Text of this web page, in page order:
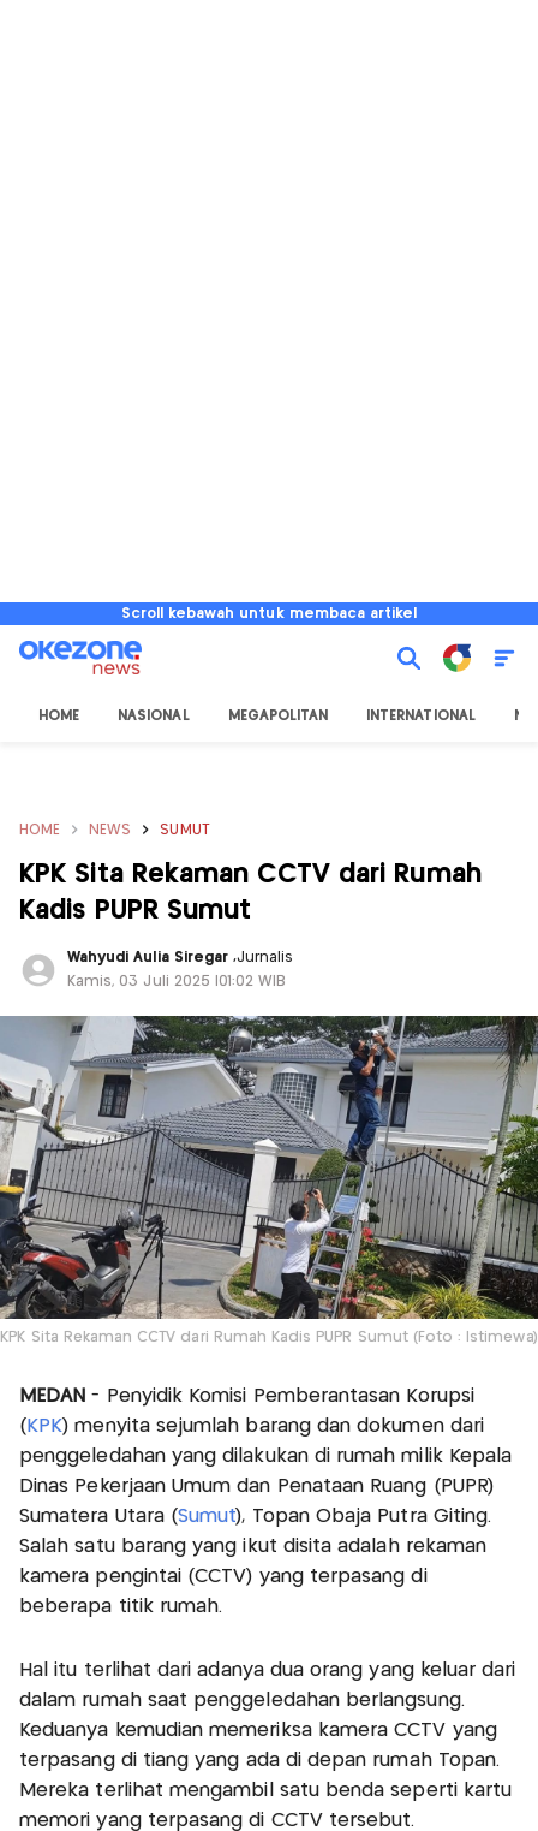
Scroll kebawah untuk membaca artikel
HOME NASIONAL MEGAPOLITAN INTERNATIONAL
HOME NEWS SUMUT
KPK Sita Rekaman CCTV dari Rumah
Kadis PUPR Sumut
Wahyudi Aulia Siregar,Jurnalis
Kamis, 03 Juli 2025 |01:02 WIB
KPK Sita Rekaman CCTV dari Rumah Kadis PUPR Sumut (Foto : Istimewa)
MEDAN- Penyidik Komisi Pemberantasan Korupsi
( KPK) menyita sejumlah barang dan dokumen dari
penggeledahan yang dilakukan di rumah milik Kepala
Dinas Pekerjaan Umum dan Penataan Ruang (PUPR)
Sumatera Utara (Sumut), Topan Obaja Putra Giting.
Salah satu barang yang ikut disita adalah rekaman
kamera pengintai (CCTV) yang terpasang di
beberapa titik rumah.
Hal itu terlihat dari adanya dua orang yang keluar dari
dalam rumah saat penggeledahan berlangsung.
Keduanya kemudian memeriksa kamera CCTV yang
terpasang di tiang yang ada di depan rumah Topan.
Mereka terlihat mengambil satu benda seperti kartu
memori yang terpasang di CCTV tersebut.